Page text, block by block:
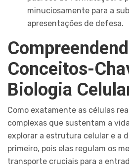
minuciosamente para a
apresentações de defesa.
Conceitos-
Biologia
Como exatamente as células
complexas que sustentam a
explorar a estrutura celular e a
primeiro, pois elas regulam os
transporte cruciais para a